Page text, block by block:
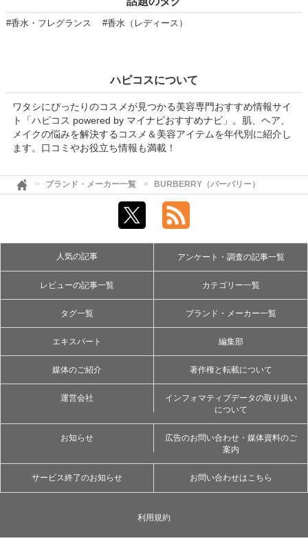
#香水・フレグランス #香水（レディース）
ハピコスについて
ワタシにぴったりのコスメが見つかる美容専門おすすめ情報サイ
ト「ハピコス powered by マイナビおすすめナビ」。肌、ヘア、
メイクの悩みを解決するコスメ＆美容アイテムを年代別に紹介し
ます。口コミやお役立ち情報も満載！
ブランド・メーカー一覧 BURBERRY（バーバリー）
人気の記事 アンケート・調査の記事一覧
レビューの記事一覧 カテゴリー一覧
タグ一覧 ブランド・メーカー一覧
エキスパート 編集部
媒体のご紹介 著作権と転載について
運営会社
インフォマティブデータの取り扱い
について
お知らせ
広告のお問い合わせ・媒体資料のご
案内
サービス終了のお知らせ お問い合わせはこちら
利用規約